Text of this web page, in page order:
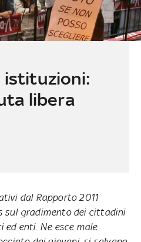
istituzioni:
libera
dal Rapporto 2011
sul gradimento dei cittadini
ed enti. Ne esce male